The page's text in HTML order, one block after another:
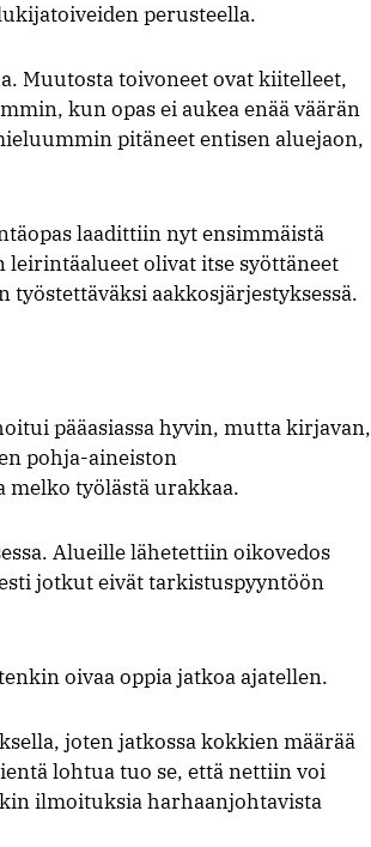
perusteella.
Muutosta toivoneet ovat kiitelleet,
kun opas ei aukea enää väärän
pitäneet entisen aluejaon,
laadittiin nyt ensimmäistä
olivat itse syöttäneet
aakkosjärjestyksessä.
pääasiassa hyvin, mutta kirjavan,
pohja-aineiston
työlästä urakkaa.
Alueille lähetettiin oikovedos
jotkut eivät tarkistuspyyntöön
oivaa oppia jatkoa ajatellen.
joten jatkossa kokkien määrää
lohtua tuo se, että nettiin voi
ilmoituksia harhaanjohtavista